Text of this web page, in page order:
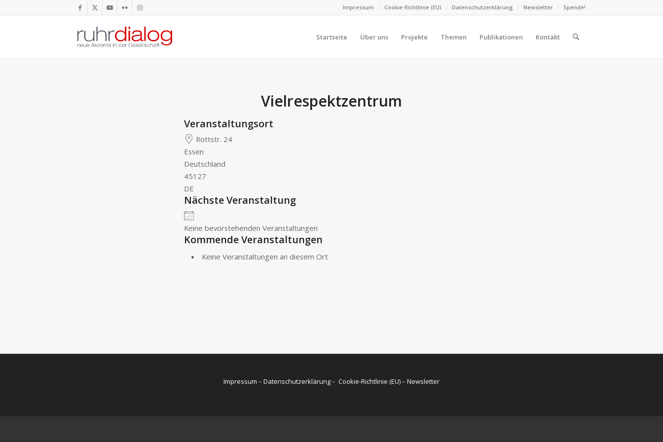
Impressum Cookie-Richtlinie (EU) Datenschutzerklärung Newsletter Spende!
Startseite Über uns Projekte Themen Publikationen Kontakt
Vielrespektzentrum
Veranstaltungsort
Rottstr. 24
Essen
Deutschland
45127
DE
Nächste Veranstaltung
Keine bevorstehenden Veranstaltungen
Kommende Veranstaltungen
Keine Veranstaltungen an diesem Ort
Impressum – Datenschutzerklärung– Cookie-Richtlinie (EU)– Newsletter